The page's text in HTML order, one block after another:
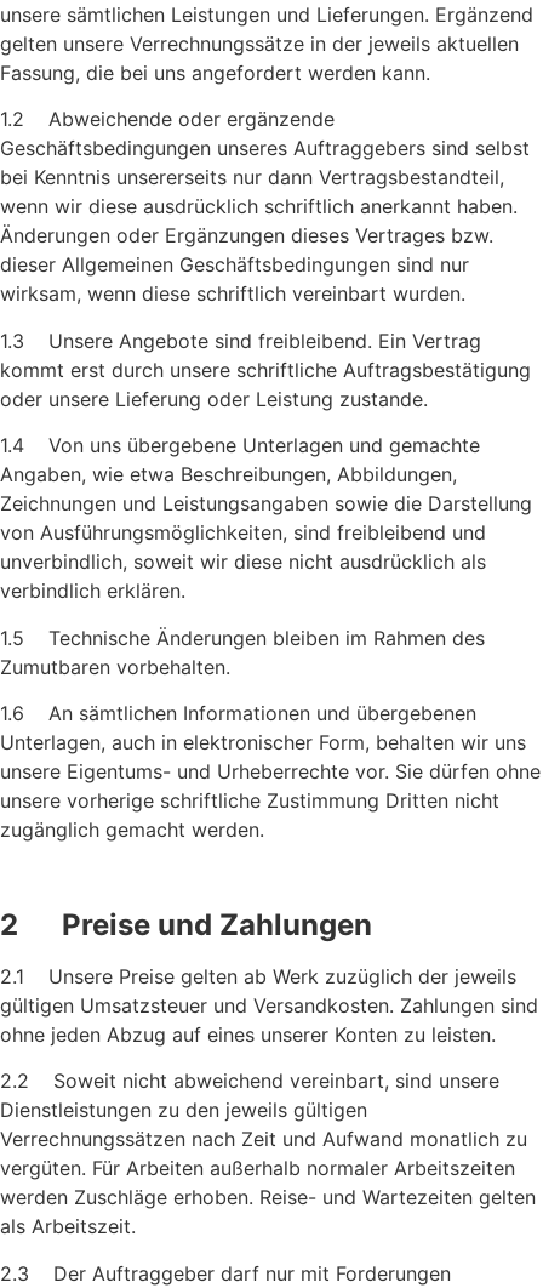
unsere sämtlichen Leistungen und Lieferungen. Ergänzend
gelten unsere Verrechnungssätze in der jeweils aktuellen
Fassung, die bei uns angefordert werden kann.
1.2 Abweichende oder ergänzende
Geschäftsbedingungen unseres Auftraggebers sind selbst
bei Kenntnis unsererseits nur dann Ver­tragsbestandteil,
wenn wir diese ausdrücklich schriftlich anerkannt haben.
Änderungen oder Ergänzungen dieses Vertrages bzw.
dieser Allgemeinen Geschäftsbedingungen sind nur
wirksam, wenn diese schriftlich vereinbart wurden.
1.3 Unsere Angebote sind freibleibend. Ein Vertrag
kommt erst durch unsere schriftliche Auftragsbestätigung
oder unsere Lieferung oder Leistung zustande.
1.4 Von uns übergebene Unterlagen und gemachte
Angaben, wie etwa Beschreibungen, Abbildungen,
Zeichnungen und Leistungs­angaben sowie die Darstellung
von Ausführungsmöglichkeiten, sind freibleibend und
unverbindlich, soweit wir diese nicht aus­drücklich als
verbindlich erklären.
1.5 Technische Änderungen bleiben im Rahmen des
Zumutbaren vor­behalten.
1.6 An sämtlichen Informationen und übergebenen
Unterlagen, auch in elektronischer Form, behalten wir uns
unsere Eigentums- und Urheberrechte vor. Sie dürfen ohne
unsere vorherige schriftliche Zustimmung Dritten nicht
zugänglich gemacht werden.
2 Preise und Zahlungen
2.1 Unsere Preise gelten ab Werk zuzüglich der jeweils
gültigen Um­satzsteuer und Versandkosten. Zahlungen sind
ohne jeden Abzug auf eines unserer Konten zu leisten.
2.2 Soweit nicht abweichend vereinbart, sind unsere
Dienstleistungen zu den jeweils gültigen
Verrechnungssätzen nach Zeit und Auf­wand monatlich zu
vergüten. Für Arbeiten außerhalb normaler Arbeitszeiten
werden Zuschläge erhoben. Reise- und Wartezeiten gelten
als Arbeitszeit.
2.3 Der Auftraggeber darf nur mit Forderungen